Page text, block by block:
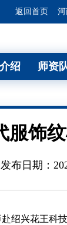
返回首页
绍 师资
服饰
发布日期：
兴花王科